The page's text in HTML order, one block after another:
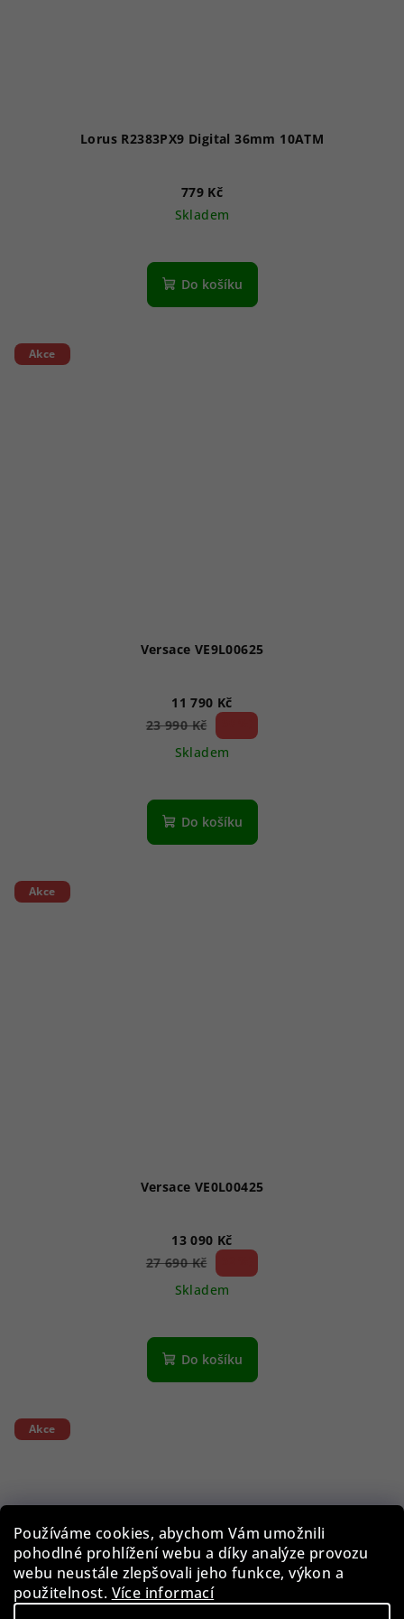
Používáme cookies, abychom Vám umožnili
pohodlné prohlížení webu a díky analýze provozu
webu neustále zlepšovali jeho funkce, výkon a
použitelnost. Více informací
Lorus R2383PX9 Digital 36mm 10ATM
779 Kč
Skladem
Do košíku
Akce
Versace VE9L00625
11 790 Kč
23 990 Kč
Skladem
Do košíku
Akce
Versace VE0L00425
13 090 Kč
27 690 Kč
Skladem
Do košíku
Akce